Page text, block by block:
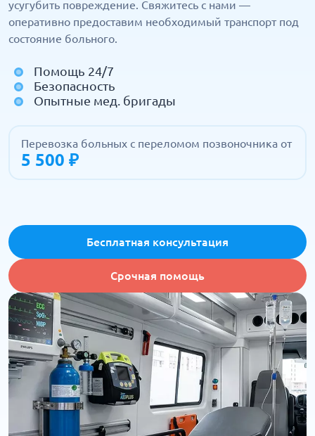
усугубить повреждение. Свяжитесь с нами —
оперативно предоставим необходимый транспорт под
состояние больного.
Помощь 24/7
Безопасность
Опытные мед. бригады
Перевозка больных с переломом позвоночника от
5 500 ₽
Бесплатная консультация
Срочная помощь